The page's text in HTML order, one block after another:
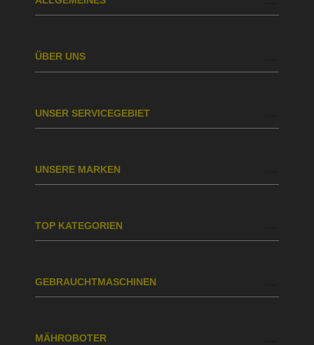
ÜBER UNS
UNSER SERVICEGEBIET
UNSERE MARKEN
TOP KATEGORIEN
GEBRAUCHTMASCHINEN
MÄHROBOTER